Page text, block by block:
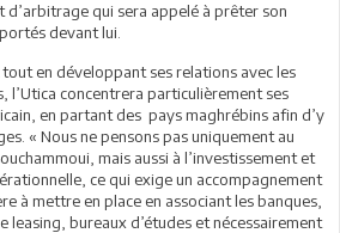
d’arbitrage qui sera appelé à prêter son
devant lui.
en développant ses relations avec les
l’Utica concentrera particulièrement ses
en partant des pays maghrébins afin d’y
« Nous ne pensons pas uniquement au
mais aussi à l’investissement et
ce qui exige un accompagnement
à mettre en place en associant les banques,
leasing, bureaux d’études et nécessairement